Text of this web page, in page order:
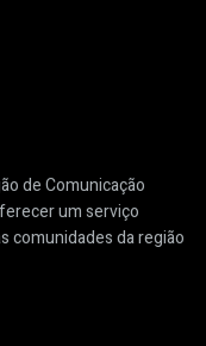
de Comunicação
um serviço
comunidades da região